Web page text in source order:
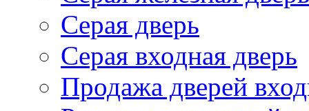
Серая дверь
Серая входная дверь
Продажа дверей